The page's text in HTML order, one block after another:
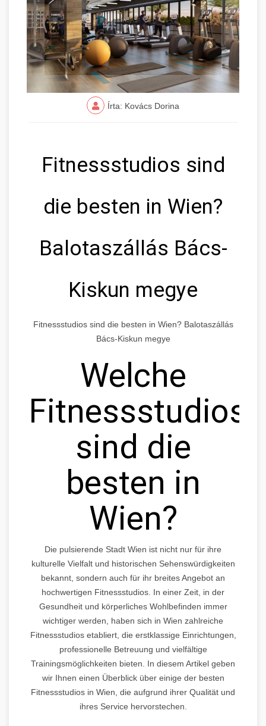
Írta: Kovács Dorina
Fitnessstudios sind
die besten in Wien?
Balotaszállás Bács-
Kiskun megye
Fitnessstudios sind die besten in Wien? Balotaszállás
Bács-Kiskun megye
Welche
Fitnessstudios
sind die
besten in
Wien?
Die pulsierende Stadt Wien ist nicht nur für ihre
kulturelle Vielfalt und historischen Sehenswürdigkeiten
bekannt, sondern auch für ihr breites Angebot an
hochwertigen Fitnessstudios. In einer Zeit, in der
Gesundheit und körperliches Wohlbefinden immer
wichtiger werden, haben sich in Wien zahlreiche
Fitnessstudios etabliert, die erstklassige Einrichtungen,
professionelle Betreuung und vielfältige
Trainingsmöglichkeiten bieten. In diesem Artikel geben
wir Ihnen einen Überblick über einige der besten
Fitnessstudios in Wien, die aufgrund ihrer Qualität und
ihres Service hervorstechen.